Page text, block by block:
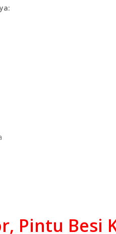
Pintu Besi